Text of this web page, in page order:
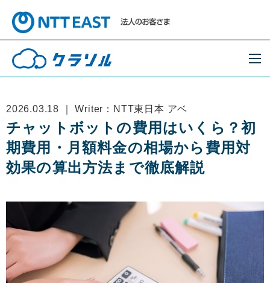
2026.03.18 ｜ Writer：NTT東日本 アベ
チャットボットの費用はいくら？初
期費用・月額料金の相場から費用対
効果の算出方法まで徹底解説